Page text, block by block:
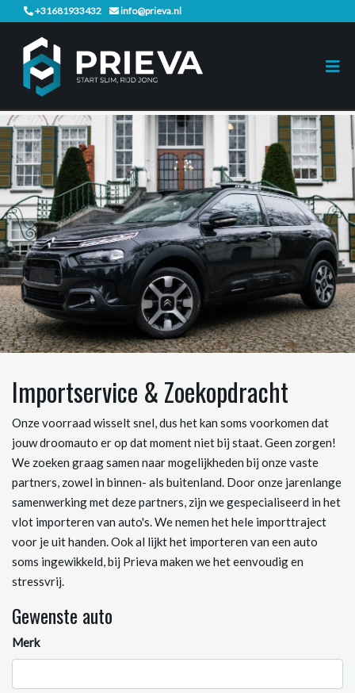
+31681933432 info@prieva.nl
Importservice & Zoekopdracht
Onze voorraad wisselt snel, dus het kan soms voorkomen dat
jouw droomauto er op dat moment niet bij staat. Geen zorgen!
We zoeken graag samen naar mogelijkheden bij onze vaste
partners, zowel in binnen- als buitenland. Door onze jarenlange
samenwerking met deze partners, zijn we gespecialiseerd in het
vlot importeren van auto's. We nemen het hele importtraject
voor je uit handen. Ook al lijkt het importeren van een auto
soms ingewikkeld, bij Prieva maken we het eenvoudig en
stressvrij.
Gewenste auto
Merk